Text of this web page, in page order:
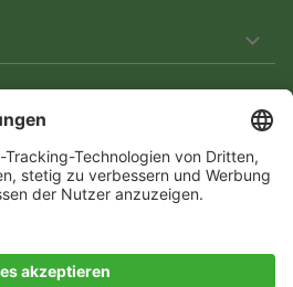
barrierefrei zu gestalten.
sind derzeit jedoch noch nicht
Sie auf Barrieren stoßen oder Hilfe
uns bitte unter service[at]knutzen.de.
widerrufen
& Parketthaus GmbH